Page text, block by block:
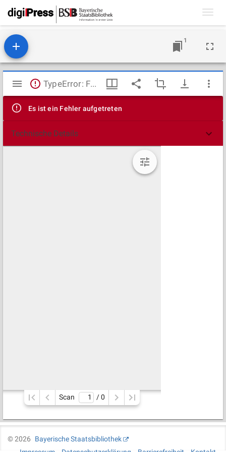
1
Mirador
Viewer
TypeError: Failed to fetch
Es ist ein Fehler aufgetreten
Technische Details
Scan / 0
©2026
Bayerische Staatsbibliothek